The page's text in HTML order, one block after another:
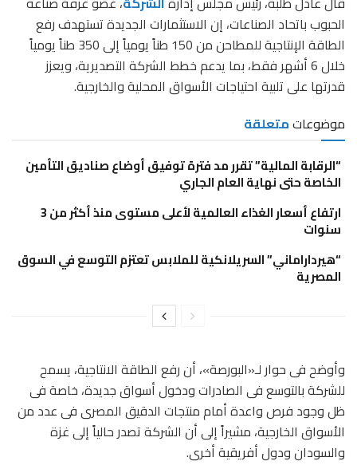
الحبوب باتحاد الصناعات، إن الاستثمارات الجديدة تستهدف رفع
الطاقة الإنتاجية للمطاحن من 150 طناً يومياً إلى 350 طناً يومياً
خلال 6 أشهر فقط، بما يدعم خطط الشركة التصديرية، ويعزز
قدرتها على تلبية احتياجات الأسواق المحلية والخارجية.
موضوعاتمتعلقة
“الرقابة المالية” تقرر مد فترة توفيق أوضاع صناديق التأمين
الخاصة حتى نهاية العام الجاري
ارتفاع أسعار الغذاء العالمية لأعلى مستوى منذ أكثر من 3
سنوات
“هيرداراماني” السريلانكية للملابس تعتزم التوسع في السوق
المصرية
وأوضح فى حوار لـ«البورصة»، أن رفع الطاقة الانتاجية، يسمح
للشركة بالتوسع فى الصادرات ودخول أسواق جديدة، خاصة فى
ظل وجود فرص واعدة أمام منتجات الدقيق المصرى فى عدد من
الأسواق الخارجية، مشيراً إلى أن الشركة تصدر حالياً إلى غزة
والسودان ودول أفريقية أخرى.